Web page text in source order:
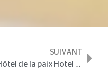
SUIVANT
de la paix Hotel de luxe reims